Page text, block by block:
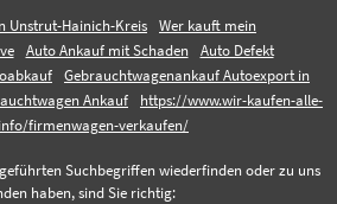
Unstrut-Hainich-Kreis
Wer kauft mein
Auto Ankauf mit Schaden
Auto Defekt
Gebrauchtwagenankauf Autoexport in
Ankauf
https://www.wir-kaufen-alle-
firmenwagen-verkaufen/
Suchbegriffen wiederfinden oder zu uns
haben, sind Sie richtig: